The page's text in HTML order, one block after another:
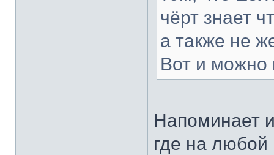
чёрт знает
а также не
Вот и можно
Напоминает
где на